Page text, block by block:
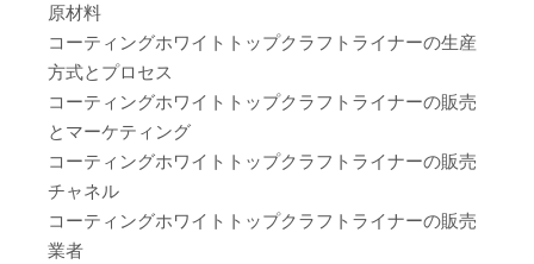
原材料
コーティングホワイトトップクラフトライナーの生産
方式とプロセス
コーティングホワイトトップクラフトライナーの販売
とマーケティング
コーティングホワイトトップクラフトライナーの販売
チャネル
コーティングホワイトトップクラフトライナーの販売
業者